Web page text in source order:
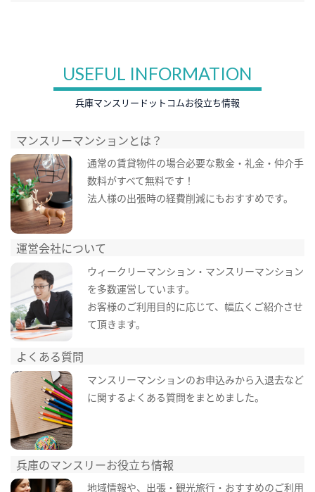
USEFUL INFORMATION
兵庫マンスリードットコムお役立ち情報
マンスリーマンションとは？
通常の賃貸物件の場合必要な敷金・礼金・仲介手
数料がすべて無料です！
法人様の出張時の経費削減にもおすすめです。
運営会社について
ウィークリーマンション・マンスリーマンション
を多数運営しています。
お客様のご利用目的に応じて、幅広くご紹介させ
て頂きます。
よくある質問
マンスリーマンションのお申込みから入退去など
に関するよくある質問をまとめました。
兵庫のマンスリーお役立ち情報
地域情報や、出張・観光旅行・おすすめのご利用